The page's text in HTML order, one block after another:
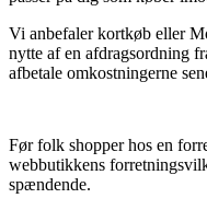
Vi anbefaler kortkøb eller
nytte af en afdragsordning
afbetale omkostningerne
Før folk shopper hos en
webbutikkens
spændende.